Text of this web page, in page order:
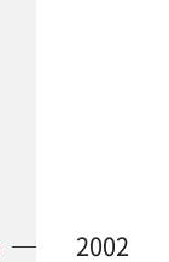
2002